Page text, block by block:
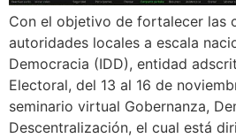
Con el objetivo de fortalecer las
autoridades locales a escala
Democracia (IDD), entidad
Electoral, del 13 al 16 de
seminario virtual Gobernanza,
Descentralización, el cual está